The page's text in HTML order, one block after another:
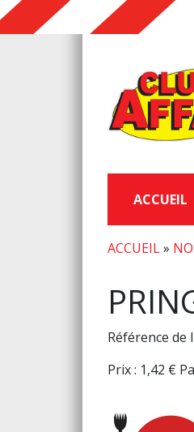
ACCUEIL
ACCUEIL»
Référence de
Prix : 1,42 €